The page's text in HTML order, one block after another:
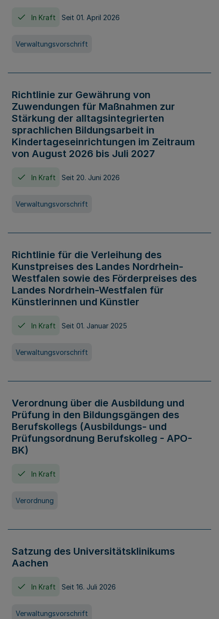
In Kraft Seit 01. April 2026
Verwaltungsvorschrift
Richtlinie zur Gewährung von
Zuwendungen für Maßnahmen zur
Stärkung der alltagsintegrierten
sprachlichen Bildungsarbeit in
Kindertageseinrichtungen im Zeitraum
von August 2026 bis Juli 2027
In Kraft Seit 20. Juni 2026
Verwaltungsvorschrift
Richtlinie für die Verleihung des
Kunstpreises des Landes Nordrhein-
Westfalen sowie des Förderpreises des
Landes Nordrhein-Westfalen für
Künstlerinnen und Künstler
In Kraft Seit 01. Januar 2025
Verwaltungsvorschrift
Verordnung über die Ausbildung und
Prüfung in den Bildungsgängen des
Berufskollegs (Ausbildungs- und
Prüfungsordnung Berufskolleg - APO-
BK)
In Kraft
Verordnung
Satzung des Universitätsklinikums
Aachen
In Kraft Seit 16. Juli 2026
Verwaltungsvorschrift